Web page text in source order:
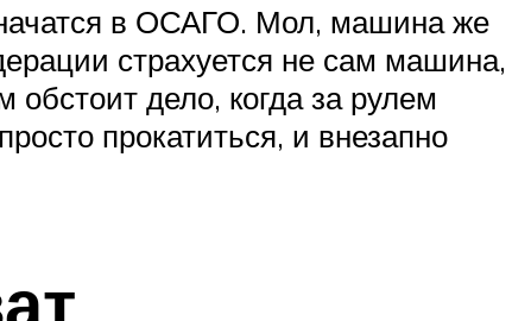
в ОСАГО. Мол, машина же
страхуется не сам машина,
дело, когда за рулем
прокатиться, и внезапно